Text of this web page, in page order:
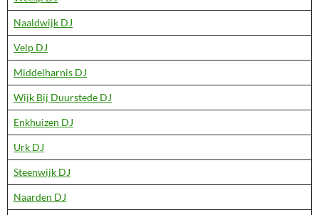
Naaldwijk DJ
Velp DJ
Middelharnis DJ
Wijk Bij Duurstede DJ
Enkhuizen DJ
Urk DJ
Steenwijk DJ
Naarden DJ